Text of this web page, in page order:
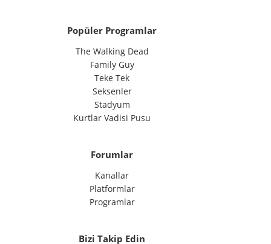
Popüler Programlar
The Walking Dead
Family Guy
Teke Tek
Seksenler
Stadyum
Kurtlar Vadisi Pusu
Forumlar
Kanallar
Platformlar
Programlar
Bizi Takip Edin